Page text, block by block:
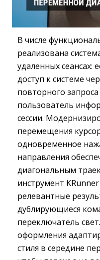
В числе
реализована
удаленных сеансах:
доступ к системе
повторного
пользователь
сессии.
перемещения
одновременное
направления
диагональным
инструмент
релевантные
дублирующиеся
переключатель
оформления
стиля в середине